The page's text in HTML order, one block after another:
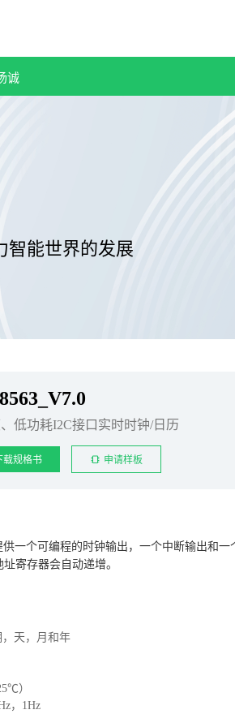
诚
智能世界的发展
低功耗I2C接口实时时钟/日历
载规格书 申请样板
一个可编程的时钟输出，一个中断输出和
寄存器会自动递增。
，天，月和年
）
，1Hz